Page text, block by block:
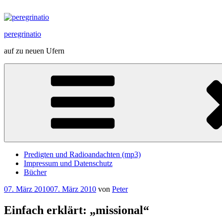
Inhalt
peregrinatio
auf zu neuen Ufern
Predigten und Radioandachten (mp3)
Impressum und Datenschutz
Bücher
Veröffentlicht
07. März 201007. März 2010 von Peter
Einfach erklärt: „missional“